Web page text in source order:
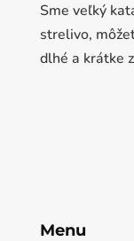
Sme veľký
strelivo,
dlhé a krátke
Menu